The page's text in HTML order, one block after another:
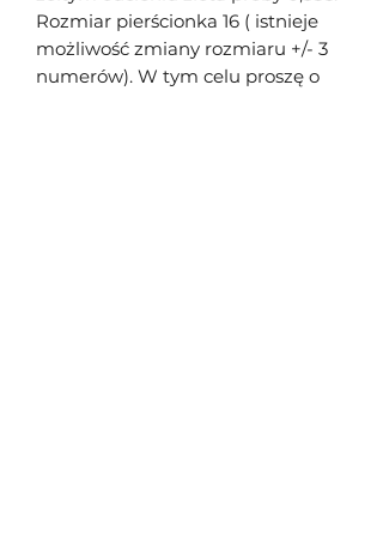
Rozmiar pierścionka 16 ( istnieje
możliwość zmiany rozmiaru +/- 3
numerów). W tym celu proszę o